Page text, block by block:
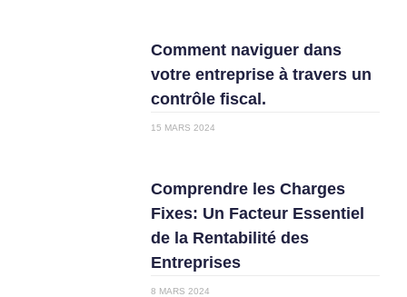
Comment naviguer dans
votre entreprise à travers un
contrôle fiscal.
15 MARS 2024
Comprendre les Charges
Fixes: Un Facteur Essentiel
de la Rentabilité des
Entreprises
8 MARS 2024